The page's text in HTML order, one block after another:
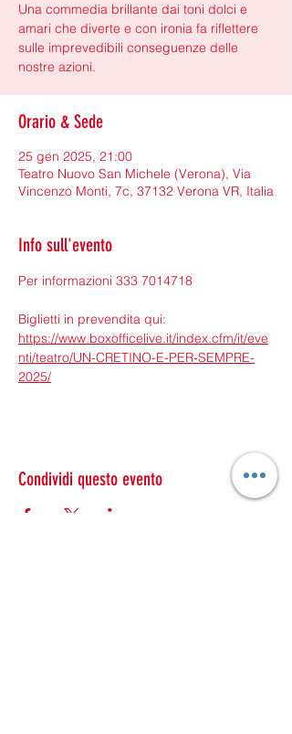
Una commedia brillante dai toni dolci e
amari che diverte e con ironia fa riflettere
sulle imprevedibili conseguenze delle
nostre azioni.
Orario & Sede
25 gen 2025, 21:00
Teatro Nuovo San Michele (Verona), Via
Vincenzo Monti, 7c, 37132 Verona VR, Italia
Info sull'evento
Per informazioni 333 7014718
Biglietti in prevendita qui:
https://www.boxofficelive.it/index.cfm/it/eve
nti/teatro/UN-CRETINO-E-PER-SEMPRE-
2025/
Condividi questo evento